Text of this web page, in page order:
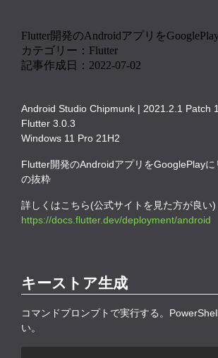
Flutter開発のAndroidアプリを
カテゴリー：Flutter
記事作成日：2022-07-02
Android Studio Chipmunk | 2021.2.1 Patch 1
Flutter 3.0.3
Windows 11 Pro 21H2
Flutter開発のAndroidアプリをGooglePlay
の抜粋
詳しくはこちら(公式サイトを見た方が良い)
https://docs.flutter.dev/deployment/android
キーストア生成
コマンドプロンプトで実行する。
い。